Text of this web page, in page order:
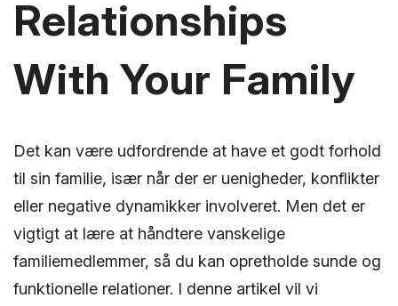
Relationships
With Your Family
Det kan være udfordrende at have et godt forhold
til sin familie, især når der er uenigheder, konflikter
eller negative dynamikker involveret. Men det er
vigtigt at lære at håndtere vanskelige
familiemedlemmer, så du kan opretholde sunde og
funktionelle relationer. I denne artikel vil vi